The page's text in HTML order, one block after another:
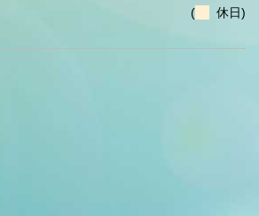
( 休日)